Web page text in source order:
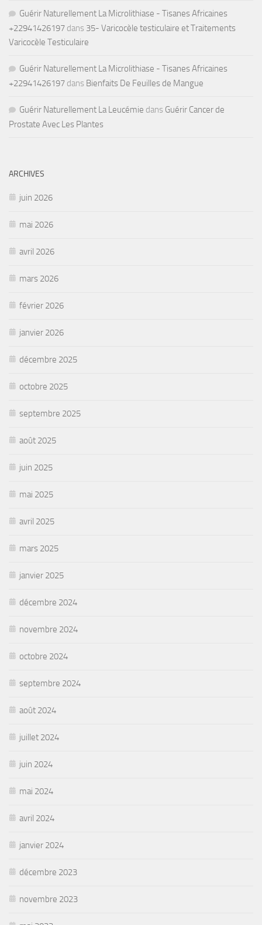
Guérir Naturellement La Microlithiase - Tisanes Africaines
+22941426197 dans 35- Varicocèle testiculaire et Traitements
Varicocèle Testiculaire
Guérir Naturellement La Microlithiase - Tisanes Africaines
+22941426197 dans Bienfaits De Feuilles de Mangue
Guérir Naturellement La Leucémie dans Guérir Cancer de
Prostate Avec Les Plantes
ARCHIVES
juin 2026
mai 2026
avril 2026
mars 2026
février 2026
janvier 2026
décembre 2025
octobre 2025
septembre 2025
août 2025
juin 2025
mai 2025
avril 2025
mars 2025
janvier 2025
décembre 2024
novembre 2024
octobre 2024
septembre 2024
août 2024
juillet 2024
juin 2024
mai 2024
avril 2024
janvier 2024
décembre 2023
novembre 2023